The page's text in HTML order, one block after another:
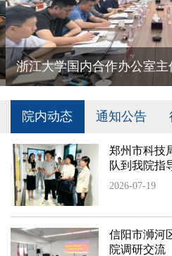
院内动态 通知公告
郑州市科技
队到我院指
2026-07-19
信阳市浉河
院调研交流